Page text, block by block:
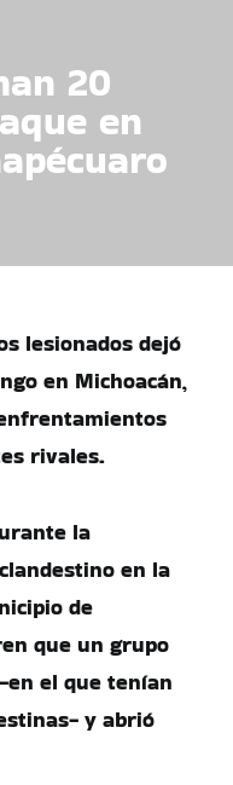
20
en
lesionados dejó
en Michoacán,
rivales.
la
en la
de
que un grupo
el que tenían
y abrió